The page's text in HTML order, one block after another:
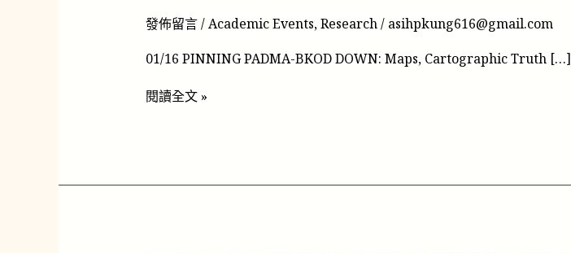
發佈留言/Academic Events,Research/ asihpkung616@gmail.com
01/16 PINNING PADMA-BKOD DOWN: Maps, Cartographic Truth […]
閱讀全文 »